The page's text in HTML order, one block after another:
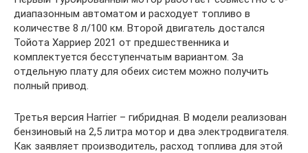
диапазонным автоматом и расходует топливо в
количестве 8 л/100 км. Второй двигатель достался
Тойота Харриер 2021 от предшественника и
комплектуется бесступенчатым вариантом. За
отдельную плату для обеих систем можно получить
полный привод.
Третья версия Harrier – гибридная. В модели реализован
бензиновый на 2,5 литра мотор и два электродвигателя.
Как заявляет производитель, расход топлива для этой